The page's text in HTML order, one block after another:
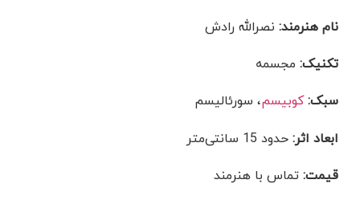
نام هنرمند: نصرالله رادش
تکنیک: مجسمه
سبک:کوبیسم، سورئالیسم
ابعاد اثر: حدود 15 سانتی‌متر
قیمت: تماس با هنرمند